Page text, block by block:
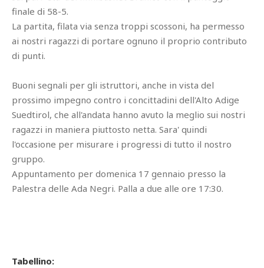
finale di 58-5.
La partita, filata via senza troppi scossoni, ha permesso
ai nostri ragazzi di portare ognuno il proprio contributo
di punti.
Buoni segnali per gli istruttori, anche in vista del
prossimo impegno contro i concittadini dell'Alto Adige
Suedtirol, che all'andata hanno avuto la meglio sui nostri
ragazzi in maniera piuttosto netta. Sara' quindi
l'occasione per misurare i progressi di tutto il nostro
gruppo.
Appuntamento per domenica 17 gennaio presso la
Palestra delle Ada Negri. Palla a due alle ore 17:30.
Tabellino: